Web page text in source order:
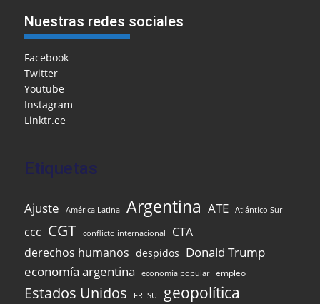
e
b
o
o
k
l l o
o A a dI
ar
e
Nuestras redes sociales
Facebook
Twitter
Youtube
Instagram
Linktr.ee
Etiquetas
Ajuste América Latina Argentina ATE Atlántico Sur
ccc CGT conflicto internacional
CTA
derechos humanos despidos Donald Trump
economía argentina
economía popular empleo
Estados Unidos FRESU geopolítica